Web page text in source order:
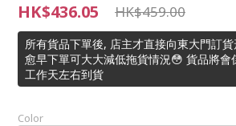
HK$436.05 HK$459.00
所有貨品下單後, 店主才直接向東大門訂
愈早下單可大大減低拖貨情況😳 貨品將會
工作天左右到貨
Color